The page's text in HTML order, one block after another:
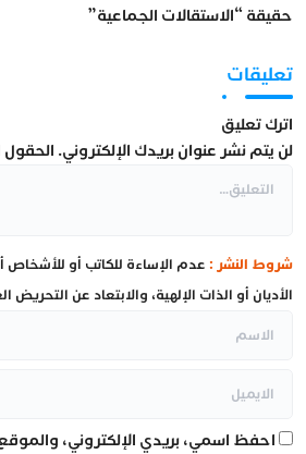
حقيقة “الاستقالات الجماعية”
تعليقات
اترك تعليق
لن يتم نشر عنوان بريدك الإلكتروني. الحقول
شروط النشر : عدم الإساءة للكاتب أو
الأديان أو الذات الإلهية، والابتعاد عن
احفظ اسمي، بريدي الإلكتروني،